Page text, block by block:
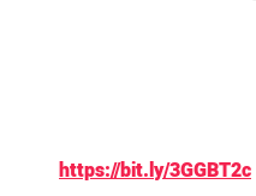
https://bit.ly/3GGBT2c